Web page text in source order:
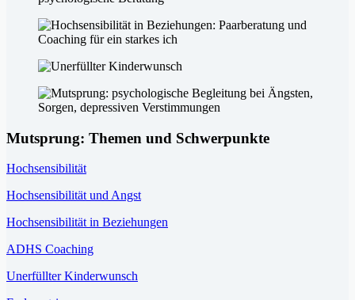
Mutsprung: Themen und Schwerpunkte
Hochsensibilität
Hochsensibilität und Angst
Hochsensibilität in Beziehungen
ADHS Coaching
Unerfüllter Kinderwunsch